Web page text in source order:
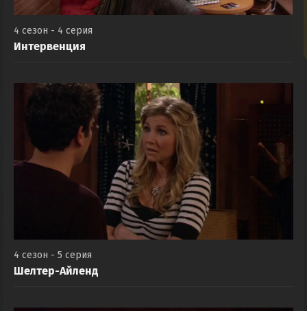
4 сезон - 4 серия
Интервенция
4 сезон - 5 серия
Шелтер-Айленд